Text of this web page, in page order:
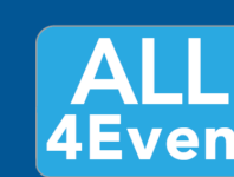
inhoud